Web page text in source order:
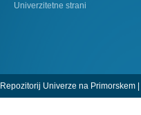
Univerzitetne strani
Repozitorij Univerze na Primorskem |